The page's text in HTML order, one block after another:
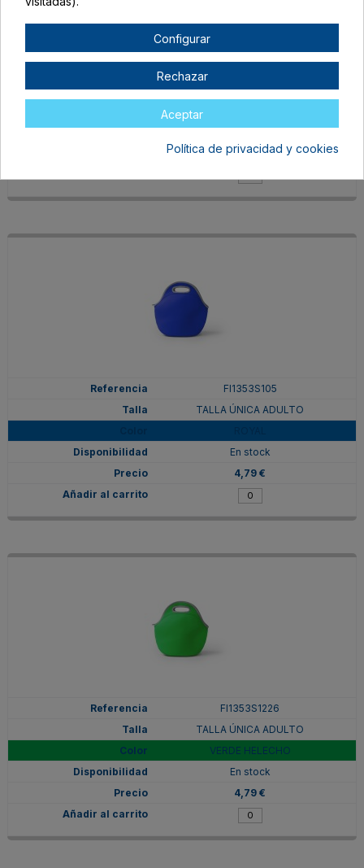
TALLA ÚNICA ADULTO
Agotado
4,79 €
FI1353S105
TALLA ÚNICA ADULTO
En stock
4,79 €
FI1353S1226
TALLA ÚNICA ADULTO
VERDE HELECHO
En stock
4,79 €
Configurar
Rechazar
Aceptar
Política de privacidad y cookies